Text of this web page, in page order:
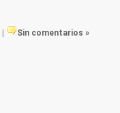
| Sin comentarios »